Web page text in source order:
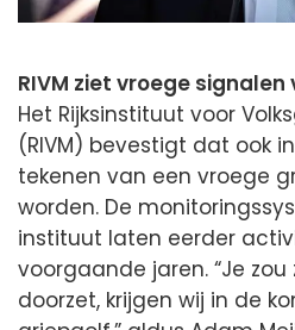
RIVM ziet vroege signalen
Het Rijksinstituut voor
(RIVM) bevestigt dat ook
tekenen van een vroege
worden. De
instituut laten eerder
voorgaande jaren. “Je
doorzet, krijgen wij in de